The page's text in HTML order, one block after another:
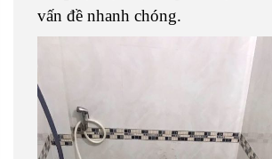
vấn đề nhanh chóng.